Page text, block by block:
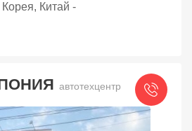
Китай -
автотехцентр